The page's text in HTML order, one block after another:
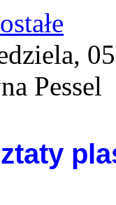
Pessel